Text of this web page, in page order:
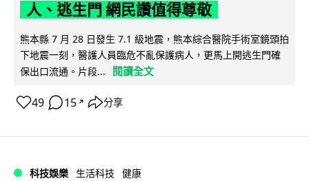
人、逃生門 網民讚值得尊敬
熊本縣 7 月 28 日發生 7.1 級地震，熊本綜合醫院手術室鏡頭拍
下地震一刻，醫護人員臨危不亂保護病人，更馬上開逃生門確
保出口流通。片段...
閱讀全文
49 15 ↗ 分享
科技娛樂 生活科技 健康